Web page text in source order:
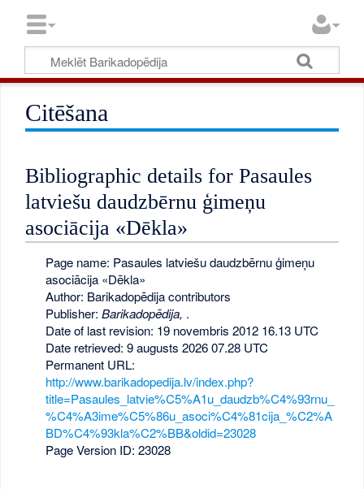
Citēšana
Bibliographic details for Pasaules
latviešu daudzbērnu ģimeņu
asociācija «Dēkla»
Page name: Pasaules latviešu daudzbērnu ģimeņu
asociācija «Dēkla»
Author: Barikadopēdija contributors
Publisher: Barikadopēdija, .
Date of last revision: 19 novembris 2012 16.13 UTC
Date retrieved: 9 augusts 2026 07.28 UTC
Permanent URL:
http://www.barikadopedija.lv/index.php?
title=Pasaules_latvie%C5%A1u_daudzb%C4%93rnu_
%C4%A3ime%C5%86u_asoci%C4%81cija_%C2%A
BD%C4%93kla%C2%BB&oldid=23028
Page Version ID: 23028